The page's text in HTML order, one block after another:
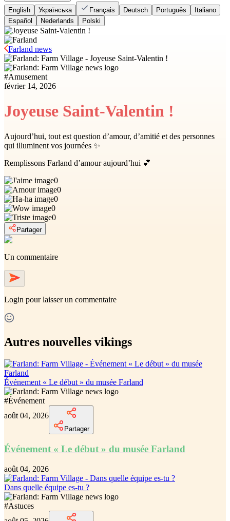
English
Українська Français Deutsch Português
Italiano
Español
Nederlands Polski
Farland news
#Amusement
février 14, 2026
Joyeuse Saint-Valentin !
Aujourd’hui, tout est question d’amour, d’amitié et des personnes
qui illuminent vos journées ✨
Remplissons Farland d’amour aujourd’hui 💕
0
0
0
0
0
Partager
Un commentaire
Login pour laisser un commentaire
Autres nouvelles vikings
Événement « Le début » du musée Farland
#Événement
août 04, 2026
Partager
Événement « Le début » du musée Farland
août 04, 2026
Dans quelle équipe es-tu ?
#Astuces